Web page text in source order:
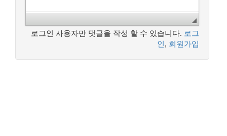
로그인 사용자만 댓글을 작성 할 수 있습니다. 로그
인 , 회원가입